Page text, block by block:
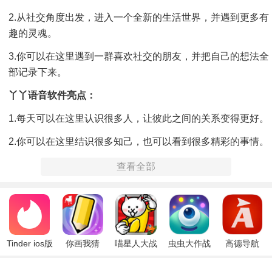
2.从社交角度出发，进入一个全新的生活世界，并遇到更多有
趣的灵魂。
3.你可以在这里遇到一群喜欢社交的朋友，并把自己的想法全
部记录下来。
丫丫语音软件亮点：
1.每天可以在这里认识很多人，让彼此之间的关系变得更好。
2.你可以在这里结识很多知己，也可以看到很多精彩的事情。
3.你可以通过交换邀请码来获取更多的礼物，这样你就可以从
丫丫语音小编点评：
这款软件很棒，它能带给你不同的体验，你可以在这里得到
很多好听的声音，所有用户都是通过实名认证的，大家可以
查看全部
Tinder ios版
你画我猜
喵星人大战
虫虫大作战
高德导航